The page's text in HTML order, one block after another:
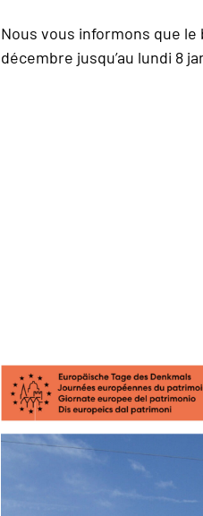
Nous vous informons que
décembre jusqu’au lundi 8